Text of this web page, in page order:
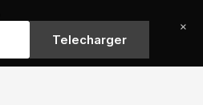
Telecharger
×